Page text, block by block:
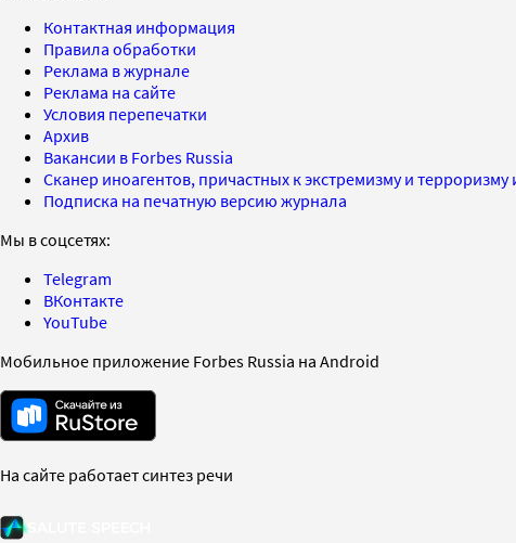
Контактная информация
Правила обработки
Реклама в журнале
Реклама на сайте
Условия перепечатки
Архив
Вакансии в Forbes Russia
Сканер иноагентов, причастных к экстремизму и
Подписка на печатную версию журнала
Мы в соцсетях:
Telegram
ВКонтакте
YouTube
Мобильное приложение Forbes Russia на Android
На сайте работает синтез речи